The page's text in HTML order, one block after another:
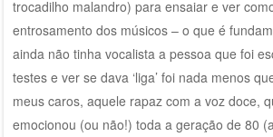
trocadilho malandro) para ensaiar e ver
entrosamento dos músicos – o que é
ainda não tinha vocalista a pessoa que foi
testes e ver se dava ‘liga’ foi nada menos
meus caros, aquele rapaz com a voz doce,
emocionou (ou não!) toda a geração de 80